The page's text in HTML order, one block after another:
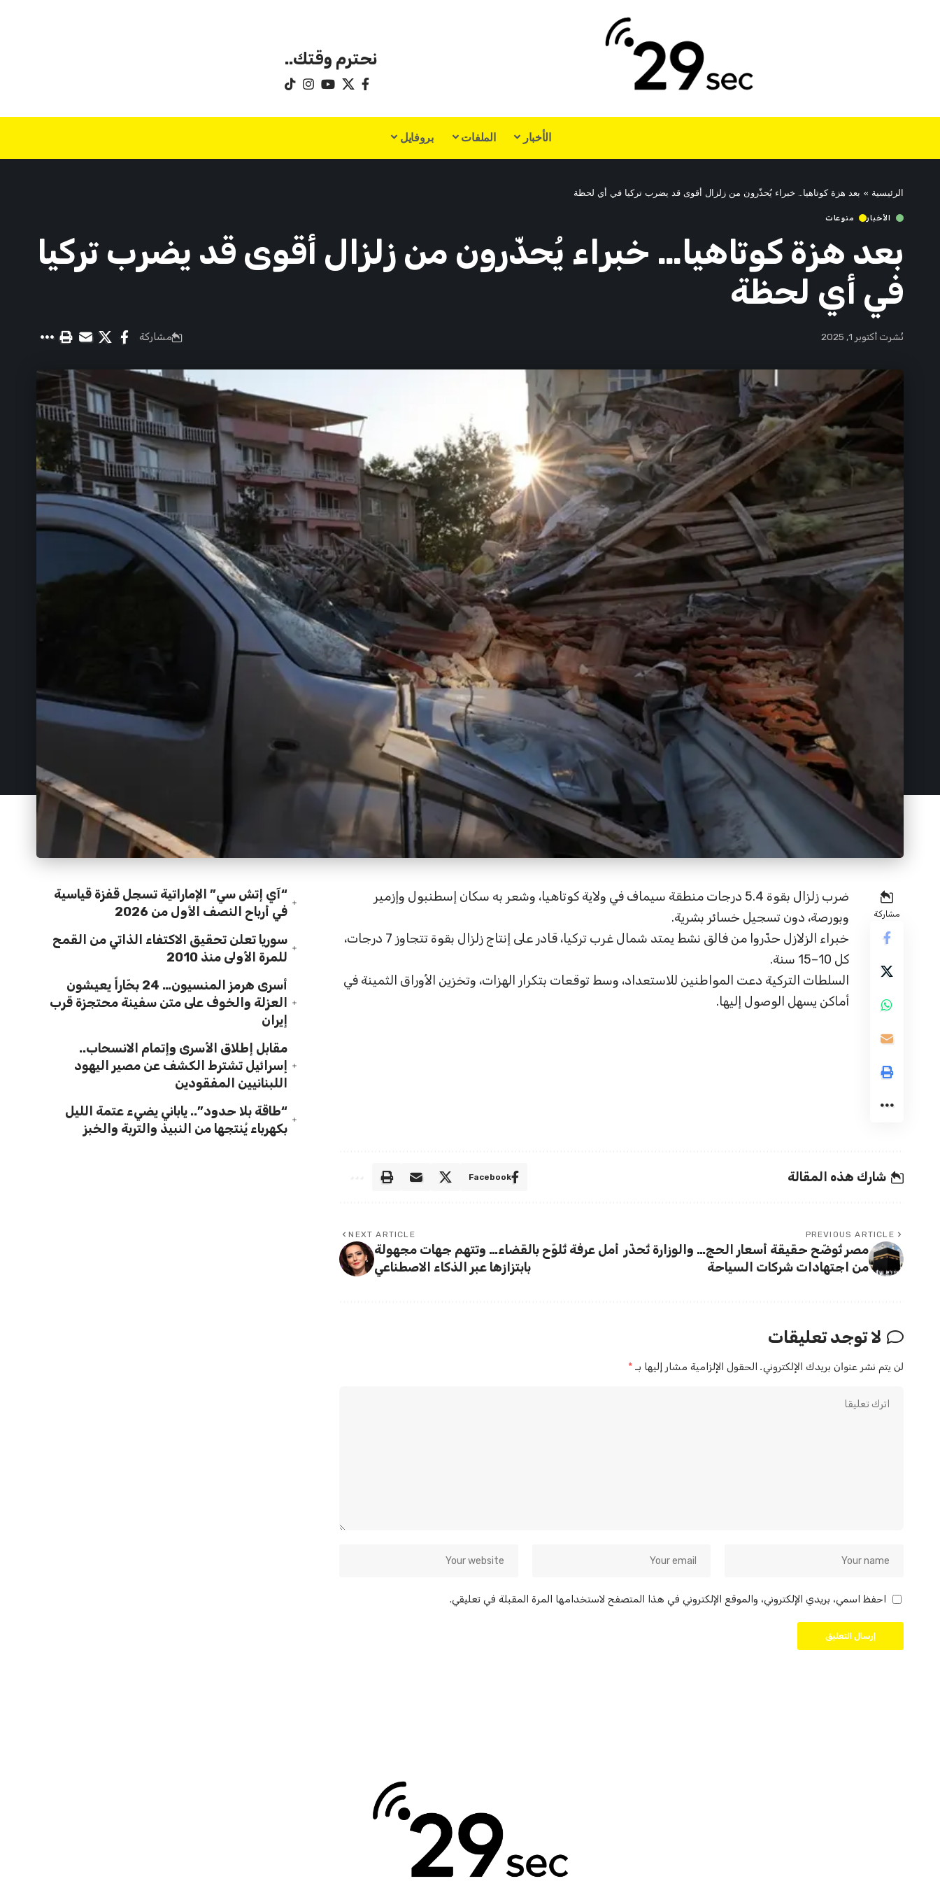
نحترم وقتك..
الأخبار الملفات بروفايل
الرئيسية » بعد هزة كوتاهيا… خبراء يُحذّرون من زلزال أقوى قد يضرب تركيا في أي لحظة
الأخبار منوعات
بعد هزة كوتاهيا… خبراء يُحذّرون من زلزال أقوى قد يضرب تركيا
في أي لحظة
نُشرت أكتوبر 1, 2025 مشاركة
مشاركة
ضرب زلزال بقوة 5.4 درجات منطقة سيماف في ولاية كوتاهيا، وشعر به سكان إسطنبول وإزمير
وبورصة، دون تسجيل خسائر بشرية.
خبراء الزلازل حذّروا من فالق نشط يمتد شمال غرب تركيا، قادر على إنتاج زلزال بقوة تتجاوز 7 درجات،
كل 10–15 سنة.
السلطات التركية دعت المواطنين للاستعداد، وسط توقعات بتكرار الهزات، وتخزين الأوراق الثمينة في
أماكن يسهل الوصول إليها.
شارك هذه المقالة Facebook
PREVIOUS ARTICLE
مصر تُوضّح حقيقة أسعار الحج… والوزارة تُحذّر
من اجتهادات شركات السياحة
NEXT ARTICLE
أمل عرفة تُلوّح بالقضاء… وتتهم جهات مجهولة
بابتزازها عبر الذكاء الاصطناعي
لا توجد تعليقات
لن يتم نشر عنوان بريدك الإلكتروني. الحقول الإلزامية مشار إليها بـ *
احفظ اسمي، بريدي الإلكتروني، والموقع الإلكتروني في هذا المتصفح لاستخدامها المرة المقبلة في تعليقي.
“آي إتش سي” الإماراتية تسجل قفزة قياسية
في أرباح النصف الأول من 2026
سوريا تعلن تحقيق الاكتفاء الذاتي من القمح
للمرة الأولى منذ 2010
أسرى هرمز المنسيون… 24 بحّاراً يعيشون
العزلة والخوف على متن سفينة محتجزة قرب
إيران
مقابل إطلاق الأسرى وإتمام الانسحاب..
إسرائيل تشترط الكشف عن مصير اليهود
اللبنانيين المفقودين
“طاقة بلا حدود”.. ياباني يضيء عتمة الليل
بكهرباء يُنتجها من النبيذ والتربة والخبز